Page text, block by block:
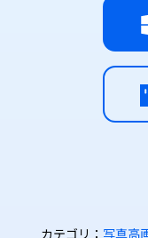
カテゴリ： 写真高